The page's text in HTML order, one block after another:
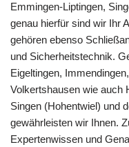
Emmingen-Liptingen,
genau hierfür sind wir Ihr
gehören ebenso
und Sicherheitstechnik.
Eigeltingen,
Volkertshausen wie auch
Singen (Hohentwiel) und
gewährleisten wir Ihnen.
Expertenwissen und